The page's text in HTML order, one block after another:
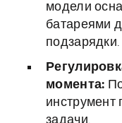
модели
батареями
подзарядки.
момента:
задачи.